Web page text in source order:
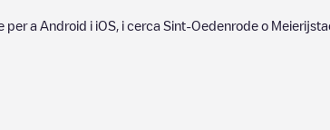
per a Android i iOS, i cerca Sint-Oedenrode o